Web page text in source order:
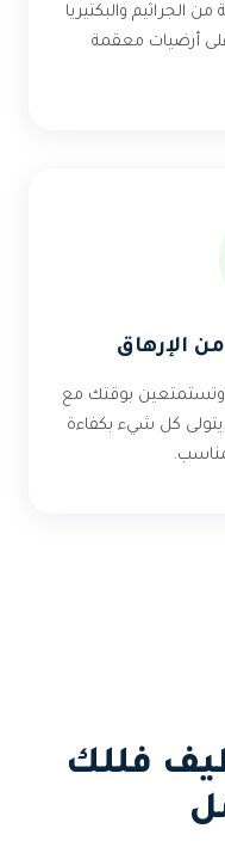
الجراثيم والبكتيريا
أرضيات معقمة
الإرهاق
بوقتك مع
يتولى كل شيء بكفاءة
فللك